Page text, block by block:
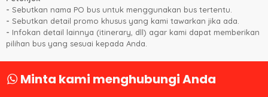
- Sebutkan nama PO bus untuk menggunakan bus tertentu.
- Sebutkan detail promo khusus yang kami tawarkan jika ada.
- Infokan detail lainnya (itinerary, dll) agar kami dapat memberikan
pilihan bus yang sesuai kepada Anda.
Minta kami menghubungi Anda